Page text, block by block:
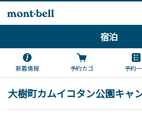
宿泊
新着情報 予約カゴ 予約
大樹町カムイコタン公園キャ